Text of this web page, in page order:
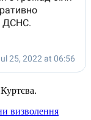
визволення